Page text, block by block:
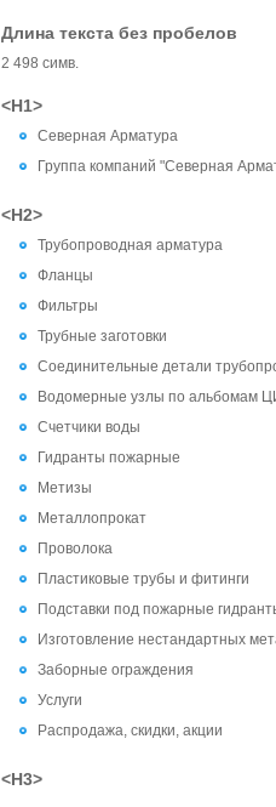
Длина текста без пробелов
2 498 симв.
<H1>
Северная Арматура
Группа компаний "Северная
<H2>
Трубопроводная арматура
Фланцы
Фильтры
Трубные заготовки
Соединительные детали
Водомерные узлы по альбомам
Счетчики воды
Гидранты пожарные
Метизы
Металлопрокат
Проволока
Пластиковые трубы и фитинги
Подставки под пожарные
Изготовление нестандартных
Заборные ограждения
Услуги
Распродажа, скидки, акции
<H3>